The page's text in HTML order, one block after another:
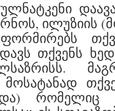
ილუზიის
თქვენს
რომელიც